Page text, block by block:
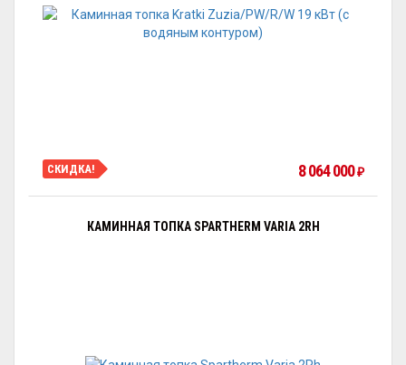
СКИДКА! 8 064 000₽
КАМИННАЯ ТОПКА SPARTHERM VARIA 2RH